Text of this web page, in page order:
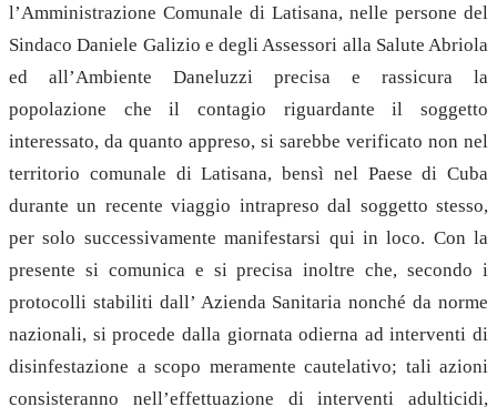
l’Amministrazione Comunale di Latisana, nelle persone del
Sindaco Daniele Galizio e degli Assessori alla Salute Abriola
ed all’Ambiente Daneluzzi precisa e rassicura la
popolazione che il contagio riguardante il soggetto
interessato, da quanto appreso, si sarebbe verificato non nel
territorio comunale di Latisana, bensì nel Paese di Cuba
durante un recente viaggio intrapreso dal soggetto stesso,
per solo successivamente manifestarsi qui in loco. Con la
presente si comunica e si precisa inoltre che, secondo i
protocolli stabiliti dall’ Azienda Sanitaria nonché da norme
nazionali, si procede dalla giornata odierna ad interventi di
disinfestazione a scopo meramente cautelativo; tali azioni
consisteranno nell’effettuazione di interventi adulticidi,